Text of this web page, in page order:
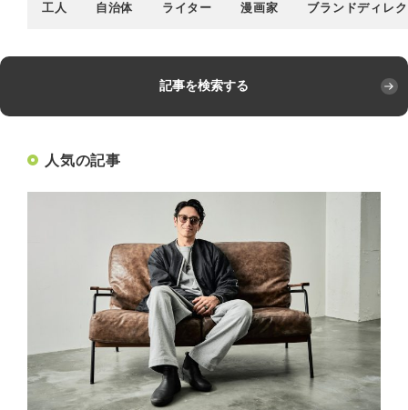
工人 自治体 ライター 漫画家 ブランドディレ
記事を検索する
人気の記事